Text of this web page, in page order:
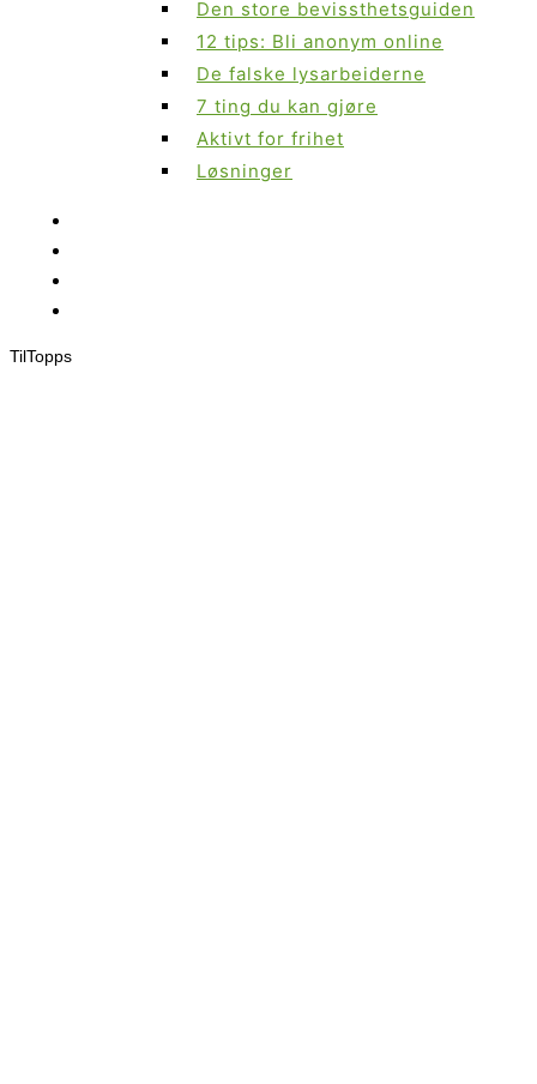
Den store bevissthetsguiden
12 tips: Bli anonym online
De falske lysarbeiderne
7 ting du kan gjøre
Aktivt for frihet
Løsninger
TilTopps